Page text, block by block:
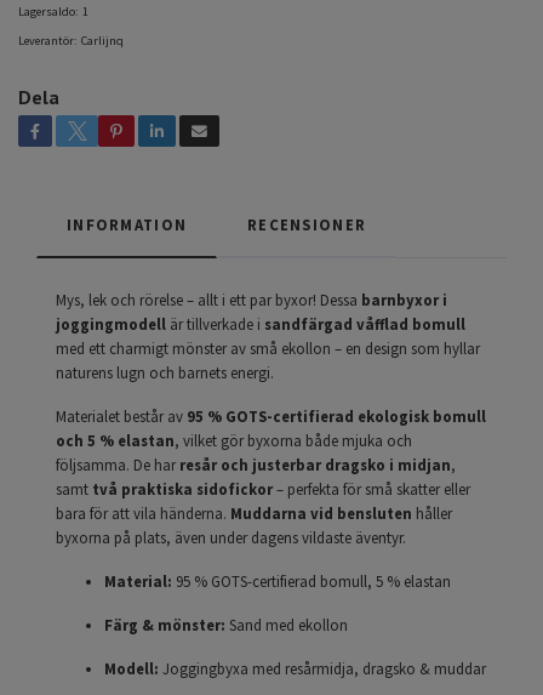
Lagersaldo: 1
Leverantör: Carlijnq
Dela
INFORMATION RECENSIONER
Mys, lek och rörelse – allt i ett par byxor! Dessa barnbyxor i
joggingmodell är tillverkade i sandfärgad våfflad bomull
med ett charmigt mönster av små ekollon – en design som hyllar
naturens lugn och barnets energi.
Materialet består av 95 % GOTS-certifierad ekologisk bomull
och 5 % elastan, vilket gör byxorna både mjuka och
följsamma. De harresår och justerbar dragsko i midjan,
samt två praktiska sidofickor– perfekta för små skatter eller
bara för att vila händerna. Muddarna vid bensluten håller
byxorna på plats, även under dagens vildaste äventyr.
Material: 95 % GOTS-certifierad bomull, 5 % elastan
Färg & mönster: Sand med ekollon
Modell: Joggingbyxa med resårmidja, dragsko & muddar